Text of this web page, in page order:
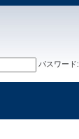
パスワード: